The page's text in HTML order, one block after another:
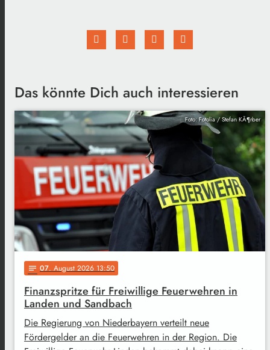
Das könnte Dich auch interessieren
Foto: Fotolia / Stefan KÃ¶rber
notes 07. August 2026 13:50
Finanzspritze für Freiwillige Feuerwehren in
Landen und Sandbach
Die Regierung von Niederbayern verteilt neue
Fördergelder an die Feuerwehren in der Region. Die